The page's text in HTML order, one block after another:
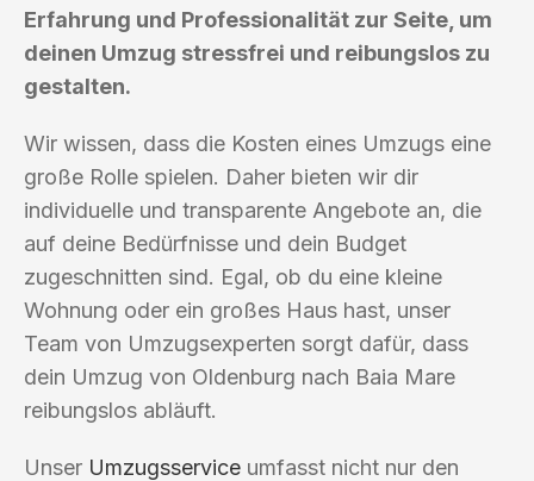
Erfahrung und Professionalität zur Seite, um
deinen Umzug stressfrei und reibungslos zu
gestalten.
Wir wissen, dass die Kosten eines Umzugs eine
große Rolle spielen. Daher bieten wir dir
individuelle und transparente Angebote an, die
auf deine Bedürfnisse und dein Budget
zugeschnitten sind. Egal, ob du eine kleine
Wohnung oder ein großes Haus hast, unser
Team von Umzugsexperten sorgt dafür, dass
dein Umzug von Oldenburg nach Baia Mare
reibungslos abläuft.
Unser Umzugsservice umfasst nicht nur den